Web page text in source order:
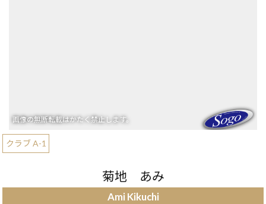
クラブ A-1
菊地 あみ
Ami Kikuchi